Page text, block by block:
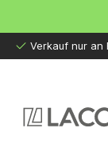
Verkauf nur an